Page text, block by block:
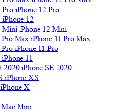
iPhone 12 Pro
iPhone 12
iPhone 12 Mini
iPhone 11 Pro Max
iPhone 11 Pro
iPhone 11
iPhone SE 2020
iPhone XS
iPhone X
Mac Mini